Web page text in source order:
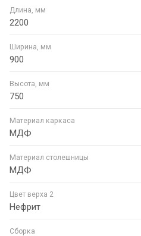
Длина, мм
2200
Ширина, мм
900
Высота, мм
750
Материал каркаса
МДФ
Материал столешницы
МДФ
Цвет верха 2
Нефрит
Сборка